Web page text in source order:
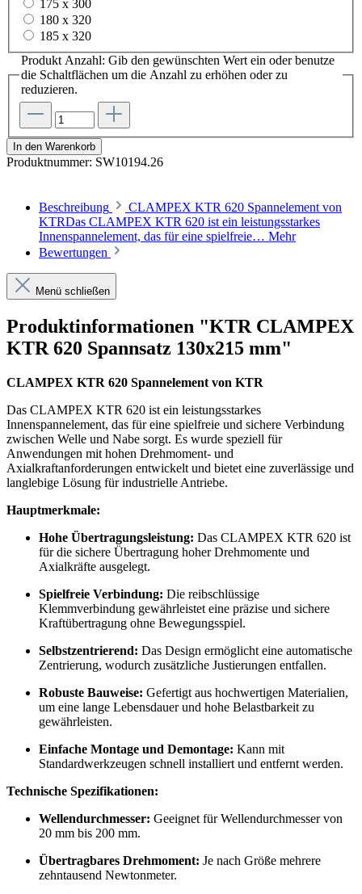
175 x 300
180 x 320
185 x 320
Produkt Anzahl: Gib den gewünschten Wert ein oder benutze
die Schaltflächen um die Anzahl zu erhöhen oder zu
reduzieren.
In den Warenkorb
Produktnummer: SW10194.26
Beschreibung
CLAMPEX KTR 620 Spannelement von
KTRDas CLAMPEX KTR 620 ist ein leistungsstarkes
Innenspannelement, das für eine spielfreie… Mehr
Bewertungen
Menü schließen
Produktinformationen "KTR CLAMPEX
KTR 620 Spannsatz 130x215 mm"
CLAMPEX KTR 620 Spannelement von KTR
Das CLAMPEX KTR 620 ist ein leistungsstarkes
Innenspannelement, das für eine spielfreie und sichere Verbindung
zwischen Welle und Nabe sorgt. Es wurde speziell für
Anwendungen mit hohen Drehmoment- und
Axialkraftanforderungen entwickelt und bietet eine zuverlässige und
langlebige Lösung für industrielle Antriebe.
Hauptmerkmale:
Hohe Übertragungsleistung: Das CLAMPEX KTR 620 ist
für die sichere Übertragung hoher Drehmomente und
Axialkräfte ausgelegt.
Spielfreie Verbindung: Die reibschlüssige
Klemmverbindung gewährleistet eine präzise und sichere
Kraftübertragung ohne Bewegungsspiel.
Selbstzentrierend: Das Design ermöglicht eine automatische
Zentrierung, wodurch zusätzliche Justierungen entfallen.
Robuste Bauweise: Gefertigt aus hochwertigen Materialien,
um eine lange Lebensdauer und hohe Belastbarkeit zu
gewährleisten.
Einfache Montage und Demontage: Kann mit
Standardwerkzeugen schnell installiert und entfernt werden.
Technische Spezifikationen:
Wellendurchmesser: Geeignet für Wellendurchmesser von
20 mm bis 200 mm.
Übertragbares Drehmoment: Je nach Größe mehrere
zehntausend Newtonmeter.